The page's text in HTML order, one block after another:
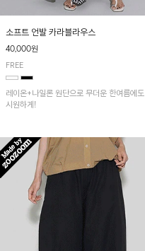
소프트 언발 카라블라우스
40,000원
FREE
레이온+나일론 원단으로 무더운 한여름에도
시원하게!